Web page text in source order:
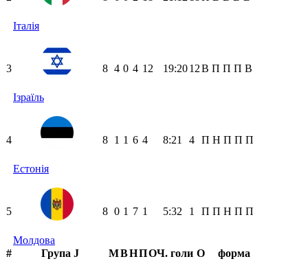
Італія
3
Ізраїль
8 4 0 4 12 19:2012В П П П В
4
Естонія
8 1 1 6 4 8:21 4 П Н П П П
5
Молдова
8 0 1 7 1 5:32 1 П П Н П П
# Група J МВНПОЧ. голи О форма